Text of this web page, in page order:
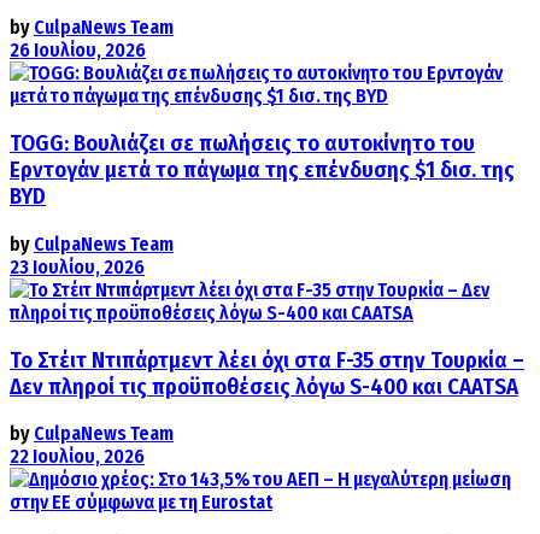
by CulpaNews Team
26 Ιουλίου, 2026
TOGG: Βουλιάζει σε πωλήσεις το αυτοκίνητο του
Ερντογάν μετά το πάγωμα της επένδυσης $1 δισ. της
BYD
by CulpaNews Team
23 Ιουλίου, 2026
Το Στέιτ Ντιπάρτμεντ λέει όχι στα F-35 στην Τουρκία –
Δεν πληροί τις προϋποθέσεις λόγω S-400 και CAATSA
by CulpaNews Team
22 Ιουλίου, 2026